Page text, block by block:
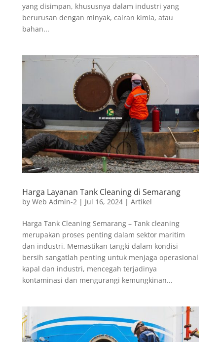
yang disimpan, khususnya dalam industri yang
berurusan dengan minyak, cairan kimia, atau
bahan...
Harga Layanan Tank Cleaning di Semarang
by Web Admin-2| Jul 16, 2024| Artikel
Harga Tank Cleaning Semarang – Tank cleaning
merupakan proses penting dalam sektor maritim
dan industri. Memastikan tangki dalam kondisi
bersih sangatlah penting untuk menjaga operasional
kapal dan industri, mencegah terjadinya
kontaminasi dan mengurangi kemungkinan...